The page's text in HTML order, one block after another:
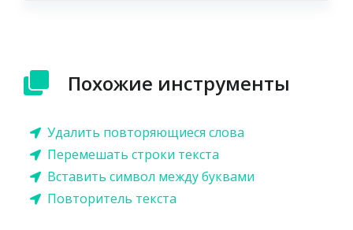
Похожие инструменты
Удалить повторяющиеся слова
Перемешать строки текста
Вставить символ между буквами
Повторитель текста